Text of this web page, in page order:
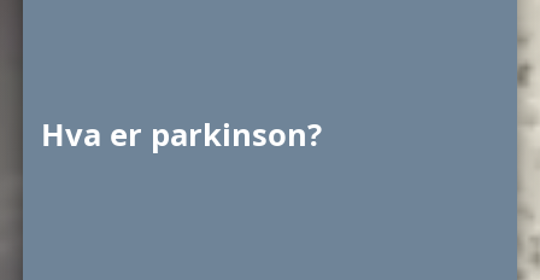
Hva er parkinson?